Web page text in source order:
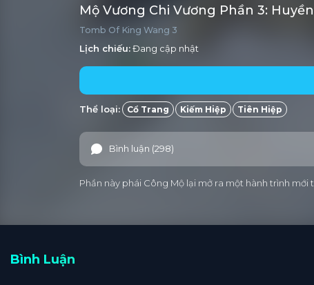
Mộ Vương Chi Vương Phần 3:
Tomb Of King Wang 3
Lịch chiếu:Đang cập nhật
Thể loại: Cổ Trang Kiếm Hiệp Tiên Hiệp
Bình luận (298)
Phần này phái Công Mộ lại mở ra một hành trình
Bình Luận